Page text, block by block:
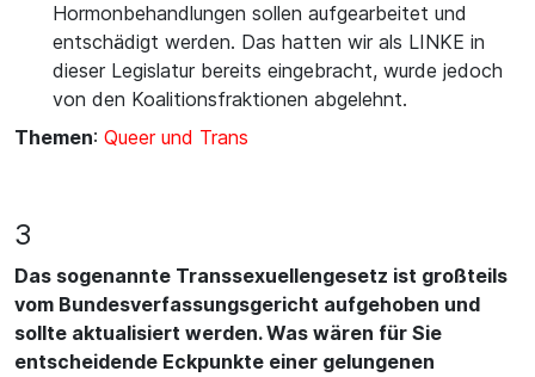
Hormonbehandlungen sollen aufgearbeitet und
entschädigt werden. Das hatten wir als LINKE in
dieser Legislatur bereits eingebracht, wurde jedoch
von den Koalitionsfraktionen abgelehnt.
Themen: Queer und Trans
3
Das sogenannte Transsexuellengesetz ist großteils
vom Bundesverfassungsgericht aufgehoben und
sollte aktualisiert werden. Was wären für Sie
entscheidende Eckpunkte einer gelungenen